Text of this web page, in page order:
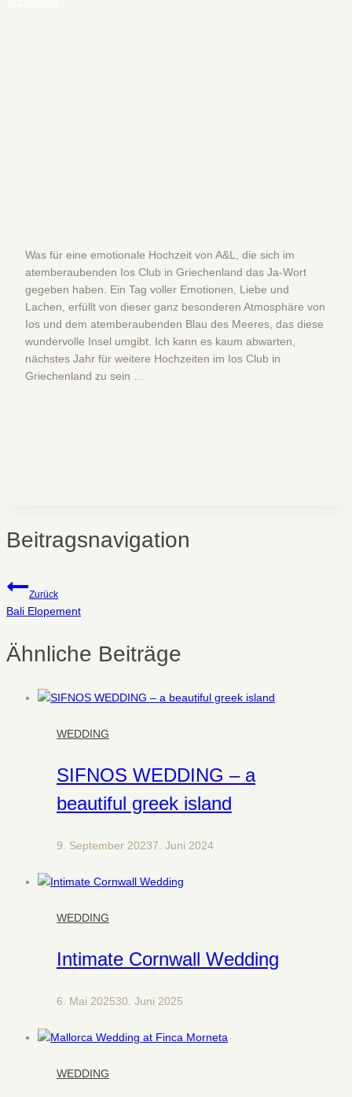
Was für eine emotionale Hochzeit von A&L, die sich im
atemberaubenden Ios Club in Griechenland das Ja-Wort
gegeben haben. Ein Tag voller Emotionen, Liebe und
Lachen, erfüllt von dieser ganz besonderen Atmosphäre von
Ios und dem atemberaubenden Blau des Meeres, das diese
wundervolle Insel umgibt. Ich kann es kaum abwarten,
nächstes Jahr für weitere Hochzeiten im Ios Club in
Griechenland zu sein …
Beitragsnavigation
Zurück
Bali Elopement
Ähnliche Beiträge
WEDDING
SIFNOS WEDDING – a
beautiful greek island
9. September 20237. Juni 2024
WEDDING
Intimate Cornwall Wedding
6. Mai 202530. Juni 2025
WEDDING